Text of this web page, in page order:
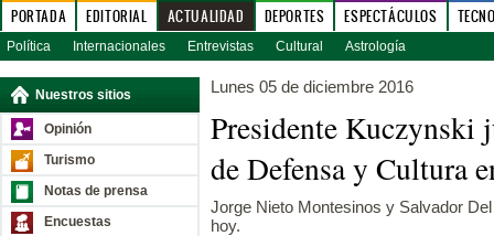
PORTADA EDITORIAL ACTUALIDAD DEPORTES ESPECTÁCULOS
Política Internacionales Entrevistas Cultural Astrología
Nuestros sitios
Opinión
Turismo
Notas de prensa
Encuestas
Lunes 05 de diciembre 2016
Presidente Kuczynski
de Defensa y Cultura
Jorge Nieto Montesinos y Salvador
hoy.